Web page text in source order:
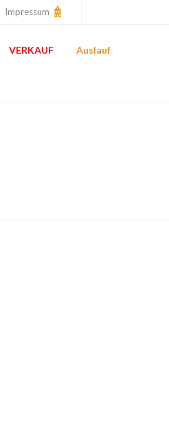
Impressum
VERKAUF Auslauf